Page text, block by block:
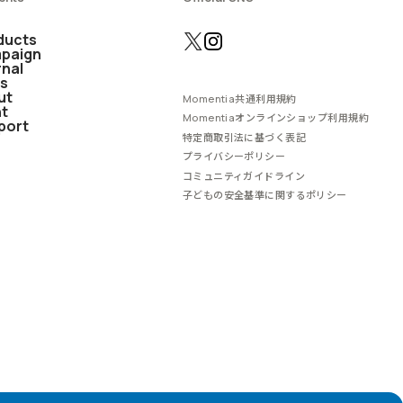
Momentia共通利用規約
Momentiaオンラインショップ利用規約
特定商取引法に基づく表記
プライバシーポリシー
コミュニティガイドライン
子どもの安全基準に関するポリシー